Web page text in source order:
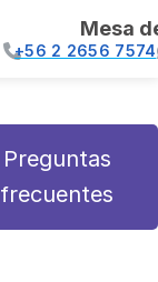
Mesa
+56 2 2656 7574
Preguntas
frecuentes